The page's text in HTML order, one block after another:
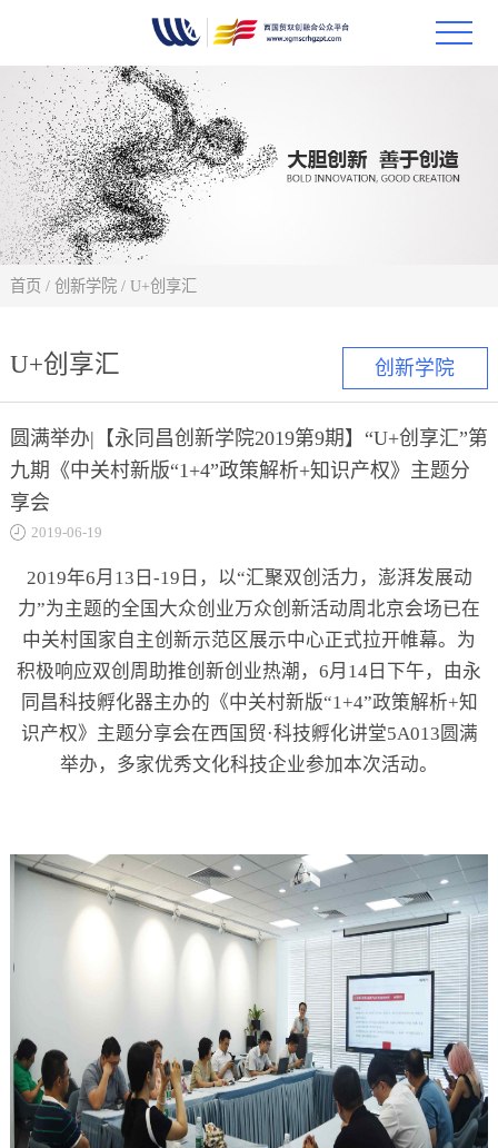
政策
合作
创新
创新学院
首页 / 创新学院 / U+创享汇
U+创享汇
圆满举办|【永同昌创新学院2019第9期】“U+创享汇”第
九期《中关村新版“1+4”政策解析+知识产权》主题分
享会
2019-06-19
2019年6月13日-19日，以“汇聚双创活力，澎湃发展动
力”为主题的全国大众创业万众创新活动周北京会场已在
中关村国家自主创新示范区展示中心正式拉开帷幕。为
积极响应双创周助推创新创业热潮，6月14日下午，由永
同昌科技孵化器主办的《中关村新版“1+4”政策解析+知
识产权》主题分享会在西国贸·科技孵化讲堂5A013圆满
举办，多家优秀文化科技企业参加本次活动。